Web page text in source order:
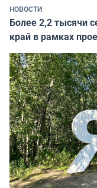
НОВОСТИ
Более 2,2 тысячи
край в рамках